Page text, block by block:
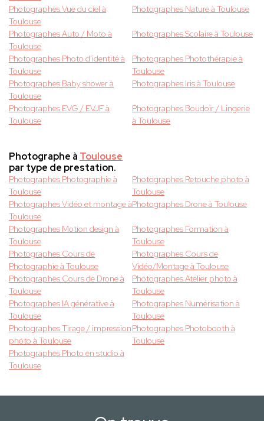
Photographes Vue du ciel à
Toulouse
Photographes Nature à Toulouse
Photographes Auto / Moto à
Toulouse
Photographes Scolaire à Toulouse
Photographes Photo d'identité à
Toulouse
Photographes Photothérapie à
Toulouse
Photographes Baby shower à
Toulouse
Photographes Iris à Toulouse
Photographes EVG / EVJF à
Toulouse
Photographes Boudoir / Lingerie
à Toulouse
Photographe à Toulouse
par type de prestation.
Photographes Photographie à
Toulouse
Photographes Retouche photo à
Toulouse
Photographes Vidéo et montage à
Toulouse
Photographes Drone à Toulouse
Photographes Motion design à
Toulouse
Photographes Formation à
Toulouse
Photographes Cours de
Photographie à Toulouse
Photographes Cours de
Vidéo/Montage à Toulouse
Photographes Cours de Drone à
Toulouse
Photographes Atelier photo à
Toulouse
Photographes IA générative à
Toulouse
Photographes Numérisation à
Toulouse
Photographes Tirage / impression
photo à Toulouse
Photographes Photobooth à
Toulouse
Photographes Photo en studio à
Toulouse